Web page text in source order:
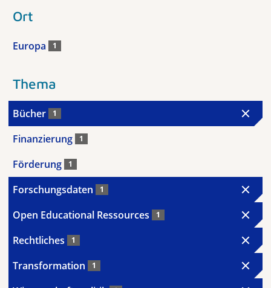
Ort
Europa 1
Thema
Bücher 1
Finanzierung 1
Förderung 1
Forschungsdaten 1
Open Educational Ressources 1
Rechtliches 1
Transformation 1